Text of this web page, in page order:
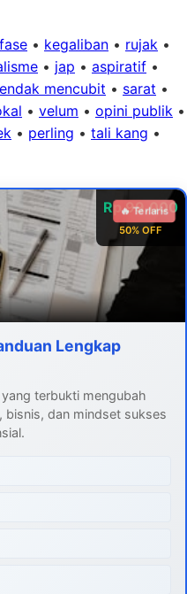
fase • kegaliban • rujak •
• jap • aspiratif •
mencubit • sarat •
• velum • opini publik •
• perling • tali kang •
Rp 99.000
50% OFF
🔥 Terlaris
Lengkap
terbukti mengubah
bisnis, dan mindset sukses